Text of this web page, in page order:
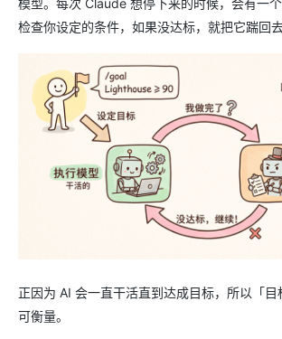
模型。每次 Claude 想停下来的时候，会有一
检查你设定的条件，如果没达标，就把它踹回去
正因为 AI 会一直干活直到达成目标，所以「目
可衡量。